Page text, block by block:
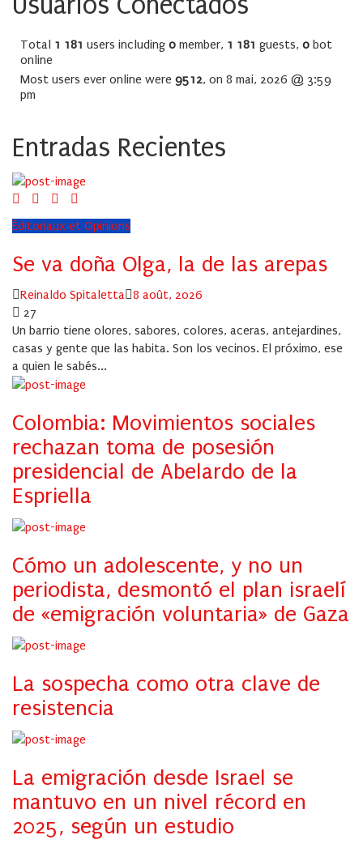
Total 1 181 users including 0 member, 1 181 guests, 0 bot
online
Most users ever online were 9512, on 8 mai, 2026 @ 3:59
pm
Entradas Recientes
Éditoriaux et Opinions
Se va doña Olga, la de las arepas
Author
Reinaldo Spitaletta Posted
8 août, 2026
27
Un barrio tiene olores, sabores, colores, aceras, antejardines,
casas y gente que las habita. Son los vecinos. El próximo, ese
a quien le sabés...
Colombia: Movimientos sociales
rechazan toma de posesión
presidencial de Abelardo de la
Espriella
Cómo un adolescente, y no un
periodista, desmontó el plan israelí
de «emigración voluntaria» de Gaza
La sospecha como otra clave de
resistencia
La emigración desde Israel se
mantuvo en un nivel récord en
2025, según un estudio